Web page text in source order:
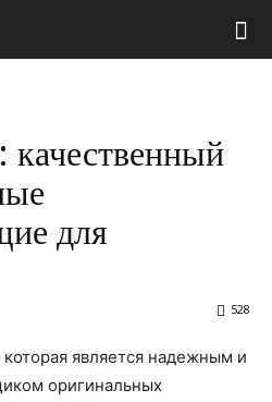
для
528
является надежным и
оригинальных